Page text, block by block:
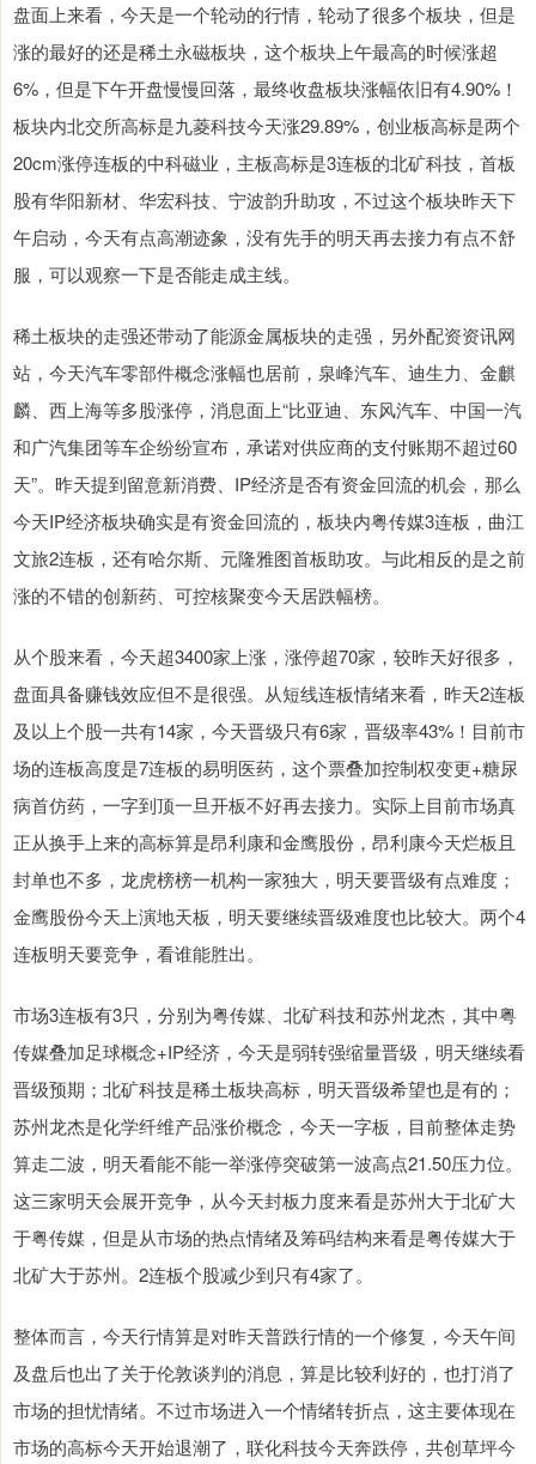
盘面上来看，今天是一个轮动的行情，轮动了很多个板块，但是
涨的最好的还是稀土永磁板块，这个板块上午最高的时候涨超
6%，但是下午开盘慢慢回落，最终收盘板块涨幅依旧有4.90%！
板块内北交所高标是九菱科技今天涨29.89%，创业板高标是两个
20cm涨停连板的中科磁业，主板高标是3连板的北矿科技，首板
股有华阳新材、华宏科技、宁波韵升助攻，不过这个板块昨天下
午启动，今天有点高潮迹象，没有先手的明天再去接力有点不舒
服，可以观察一下是否能走成主线。
稀土板块的走强还带动了能源金属板块的走强，另外配资资讯网
站，今天汽车零部件概念涨幅也居前，泉峰汽车、迪生力、金麒
麟、西上海等多股涨停，消息面上“比亚迪、东风汽车、中国一汽
和广汽集团等车企纷纷宣布，承诺对供应商的支付账期不超过60
天”。昨天提到留意新消费、IP经济是否有资金回流的机会，那么
今天IP经济板块确实是有资金回流的，板块内粤传媒3连板，曲江
文旅2连板，还有哈尔斯、元隆雅图首板助攻。与此相反的是之前
涨的不错的创新药、可控核聚变今天居跌幅榜。
从个股来看，今天超3400家上涨，涨停超70家，较昨天好很多，
盘面具备赚钱效应但不是很强。从短线连板情绪来看，昨天2连板
及以上个股一共有14家，今天晋级只有6家，晋级率43%！目前市
场的连板高度是7连板的易明医药，这个票叠加控制权变更+糖尿
病首仿药，一字到顶一旦开板不好再去接力。实际上目前市场真
正从换手上来的高标算是昂利康和金鹰股份，昂利康今天烂板且
封单也不多，龙虎榜榜一机构一家独大，明天要晋级有点难度；
金鹰股份今天上演地天板，明天要继续晋级难度也比较大。两个4
连板明天要竞争，看谁能胜出。
市场3连板有3只，分别为粤传媒、北矿科技和苏州龙杰，其中粤
传媒叠加足球概念+IP经济，今天是弱转强缩量晋级，明天继续看
晋级预期；北矿科技是稀土板块高标，明天晋级希望也是有的；
苏州龙杰是化学纤维产品涨价概念，今天一字板，目前整体走势
算走二波，明天看能不能一举涨停突破第一波高点21.50压力位。
这三家明天会展开竞争，从今天封板力度来看是苏州大于北矿大
于粤传媒，但是从市场的热点情绪及筹码结构来看是粤传媒大于
北矿大于苏州。2连板个股减少到只有4家了。
整体而言，今天行情算是对昨天普跌行情的一个修复，今天午间
及盘后也出了关于伦敦谈判的消息，算是比较利好的，也打消了
市场的担忧情绪。不过市场进入一个情绪转折点，这主要体现在
市场的高标今天开始退潮了，联化科技今天奔跌停，共创草坪今